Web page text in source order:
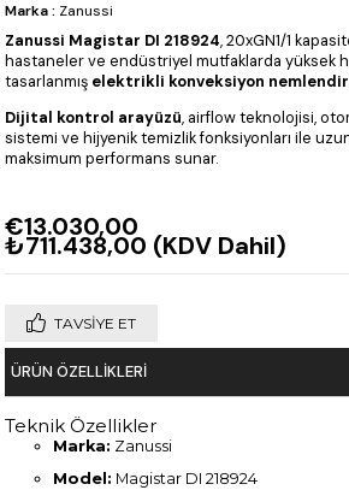
Marka : Zanussi
Zanussi Magistar DI 218924, 20xGN1/1
hastaneler ve endüstriyel mutfaklarda yüksek
tasarlanmış elektrikli konveksiyon
Dijital kontrol arayüzü, airflow teknolojisi,
sistemi ve hijyenik temizlik fonksiyonları ile
maksimum performans sunar.
€13.030,00
₺711.438,00 (KDV Dahil)
TAVSIYE ET
ÜRÜN ÖZELLIKLERI
Teknik Özellikler
Marka: Zanussi
Model: Magistar DI 218924